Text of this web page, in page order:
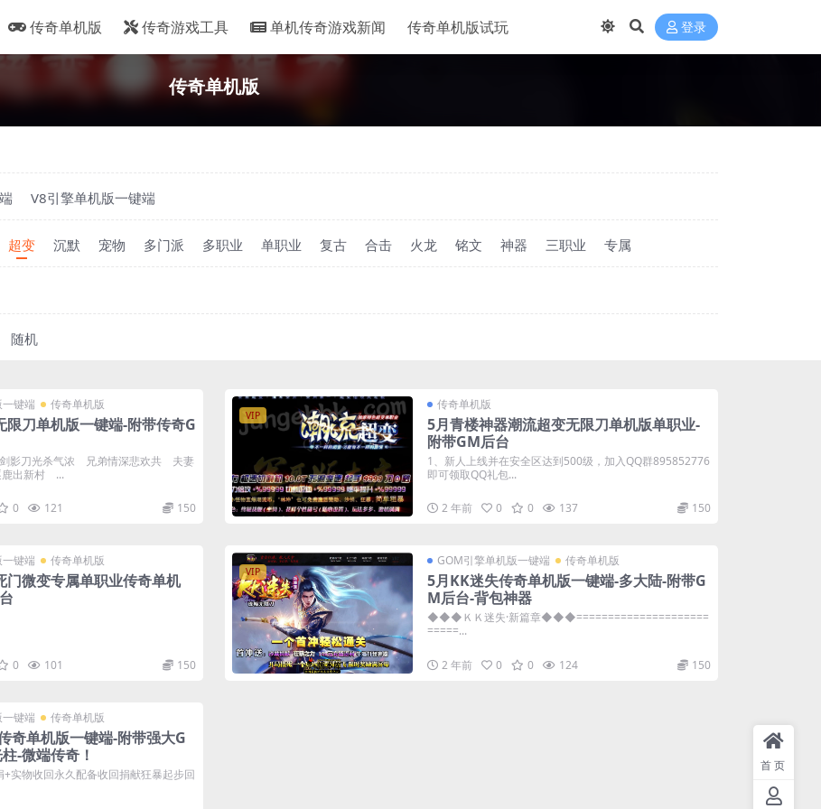
传奇单机版 传奇游戏工具 单机传奇游戏新闻 传奇单机版试玩 登录
传奇单机版
V8引擎单机版一键端
超变 沉默 宠物 多门派 多职业 单职业 复古 合击 火龙 铭文 神器 三职业 专属
随机
键端 传奇单机版
限刀单机版一键端-附带传奇G
影刀光杀气浓 兄弟情深悲欢共 夫妻
鹿出新村 ...
0 121 150
VIP
传奇单机版
5月青楼神器潮流超变无限刀单机版单职业-
附带GM后台
1、新人上线并在安全区达到500级，加入QQ群895852776
即可领取QQ礼包...
2 年前 0 0 137 150
键端 传奇单机版
门微变专属单职业传奇单机
0 101 150
VIP
GOM引擎单机版一键端 传奇单机版
5月KK迷失传奇单机版一键端-多大陆-附带G
M后台-背包神器
◆◆◆ＫＫ迷失·新篇章◆◆◆=====================
=====...
2 年前 0 0 124 150
键端 传奇单机版
奇单机版一键端-附带强大G
-微端传奇！
实物收回永久配备收回捐献狂暴起步回
首页